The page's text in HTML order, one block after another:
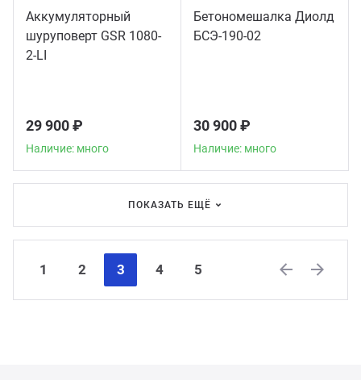
Аккумуляторный
шуруповерт GSR 1080-
2-LI
29 900 ₽
Наличие: много
Бетономешалка Диолд
БСЭ-190-02
30 900 ₽
Наличие: много
ПОКАЗАТЬ ЕЩЁ
1 2 3 4
5